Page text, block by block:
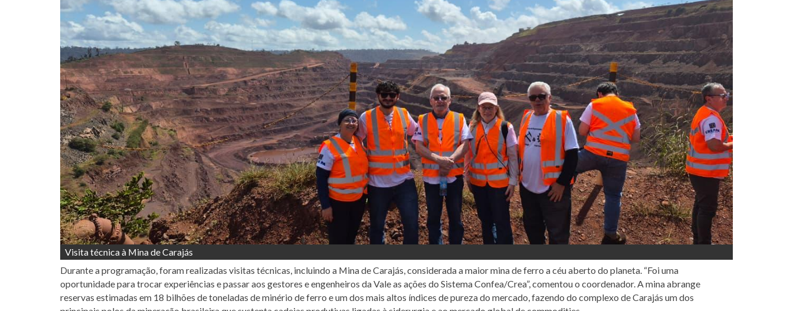
Visita técnica à Mina de Carajás
Durante a programação, foram realizadas visitas técnicas, incluindo a Mina de Carajás, considerada a maior mina de ferro a céu aberto do planeta. “Foi uma
oportunidade para trocar experiências e passar aos gestores e engenheiros da Vale as ações do Sistema Confea/Crea”, comentou o coordenador. A mina abrange
reservas estimadas em 18 bilhões de toneladas de minério de ferro e um dos mais altos índices de pureza do mercado, fazendo do complexo de Carajás um dos